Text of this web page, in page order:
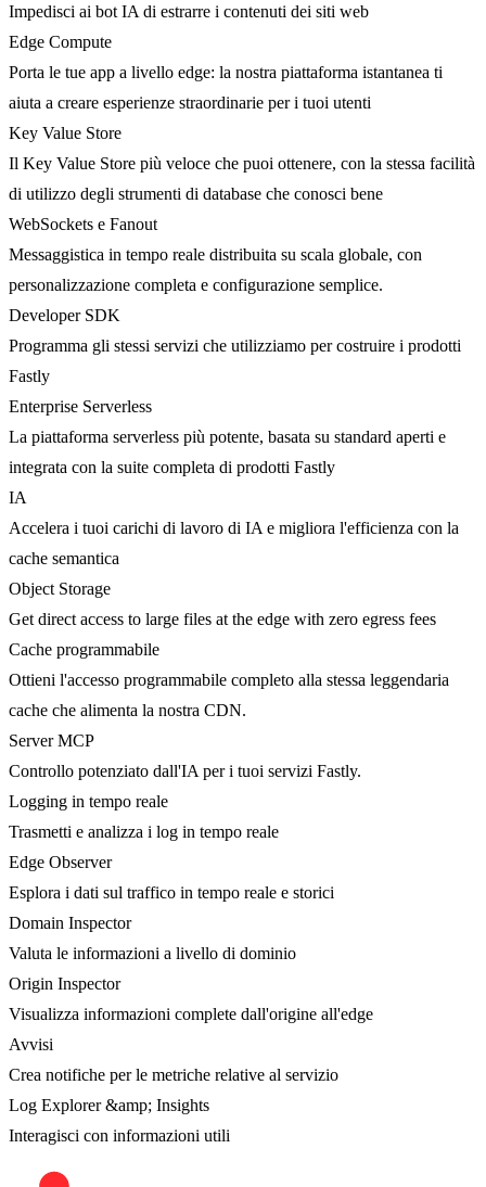
Impedisci ai bot IA di estrarre i contenuti dei siti web
Edge Compute
Porta le tue app a livello edge: la nostra piattaforma istantanea ti
aiuta a creare esperienze straordinarie per i tuoi utenti
Key Value Store
Il Key Value Store più veloce che puoi ottenere, con la stessa facilità
di utilizzo degli strumenti di database che conosci bene
WebSockets e Fanout
Messaggistica in tempo reale distribuita su scala globale, con
personalizzazione completa e configurazione semplice.
Developer SDK
Programma gli stessi servizi che utilizziamo per costruire i prodotti
Fastly
Enterprise Serverless
La piattaforma serverless più potente, basata su standard aperti e
integrata con la suite completa di prodotti Fastly
IA
Accelera i tuoi carichi di lavoro di IA e migliora l'efficienza con la
cache semantica
Object Storage
Get direct access to large files at the edge with zero egress fees
Cache programmabile
Ottieni l'accesso programmabile completo alla stessa leggendaria
cache che alimenta la nostra CDN.
Server MCP
Controllo potenziato dall'IA per i tuoi servizi Fastly.
Logging in tempo reale
Trasmetti e analizza i log in tempo reale
Edge Observer
Esplora i dati sul traffico in tempo reale e storici
Domain Inspector
Valuta le informazioni a livello di dominio
Origin Inspector
Visualizza informazioni complete dall'origine all'edge
Avvisi
Crea notifiche per le metriche relative al servizio
Log Explorer &amp; Insights
Interagisci con informazioni utili